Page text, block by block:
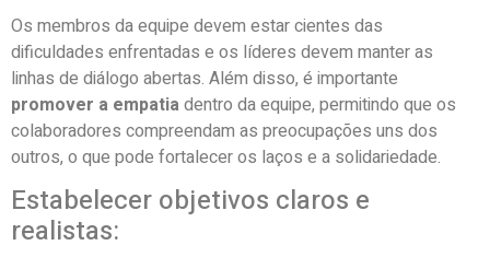
Os membros da equipe devem estar cientes das
dificuldades enfrentadas e os líderes devem manter as
linhas de diálogo abertas. Além disso, é importante
promover a empatiadentro da equipe, permitindo que os
colaboradores compreendam as preocupações uns dos
outros, o que pode fortalecer os laços e a solidariedade.
Estabelecer objetivos claros e
realistas: